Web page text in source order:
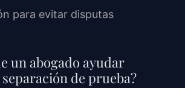
para evitar disputas
un abogado ayudar
de prueba?